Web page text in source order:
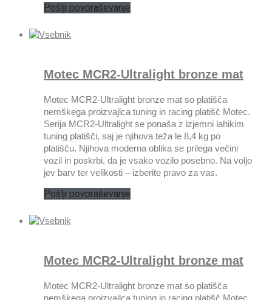
Pošlji povpraševanje
Motec MCR2-Ultralight bronze mat
Motec MCR2-Ultralight bronze mat so platišča
nemškega proizvajlca tuning in racing platišč Motec.
Serija MCR2-Ultralight se ponaša z izjemni lahikim
tuning platišči, saj je njihova teža le 8,4 kg po
platišču. Njihova moderna oblika se prilega večini
vozil in poskrbi, da je vsako vozilo posebno. Na voljo
jev barv ter velikosti – izberite pravo za vas.
Pošlji povpraševanje
Motec MCR2-Ultralight bronze mat
Motec MCR2-Ultralight bronze mat so platišča
nemškega proizvajlca tuning in racing platišč Motec.